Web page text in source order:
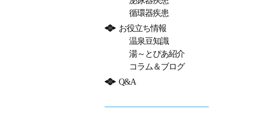
循環器疾患
お役立ち情報
温泉豆知識
湯～とぴあ紹介
コラム＆ブログ
Q&A